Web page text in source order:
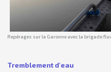
Repérages sur la Garonne avec la brigade
Tremblement d'eau